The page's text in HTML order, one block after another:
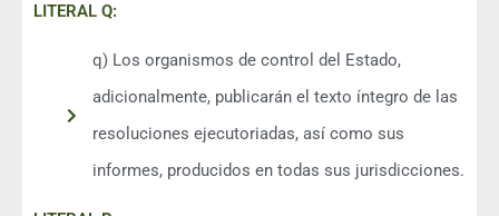
LITERAL Q:
q) Los organismos de control del Estado,
adicionalmente, publicarán el texto íntegro de las
resoluciones ejecutoriadas, así como sus
informes, producidos en todas sus jurisdicciones.